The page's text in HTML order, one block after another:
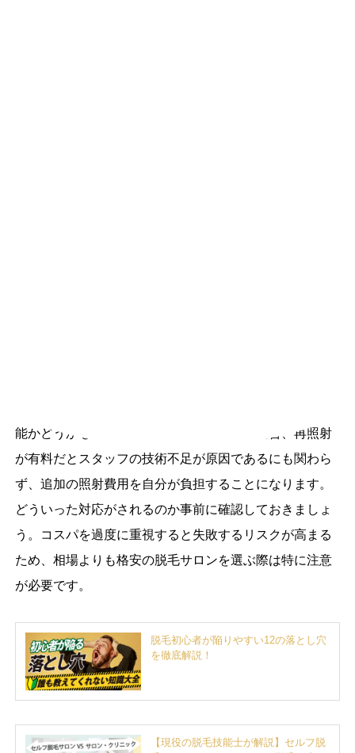
能かどうかも重要です。照射漏れがあった場合、再照射
が有料だとスタッフの技術不足が原因であるにも関わら
ず、追加の照射費用を自分が負担することになります。
どういった対応がされるのか事前に確認しておきましょ
う。コスパを過度に重視すると失敗するリスクが高まる
ため、相場よりも格安の脱毛サロンを選ぶ際は特に注意
が必要です。
脱毛初心者が陥りやすい12の落とし穴
を徹底解説！
【現役の脱毛技能士が解説】セルフ脱